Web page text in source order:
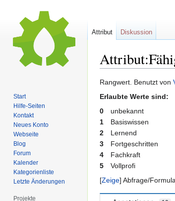
Zur
Navigation
Zur
Suche
Rangwert. Benutzt von
Erlaubte Werte sind:
0
unbekannt
1
Basiswissen
2
Lernend
3
Fortgeschritten
4
Fachkraft
5
Vollprofi
Zeige Abfrage/
Attribut Diskussion
Start
Hilfe-Seiten
Kontakt
Neues Konto
Webseite
Blog
Forum
Kalender
Kategorienliste
Letzte Änderungen
Projekte